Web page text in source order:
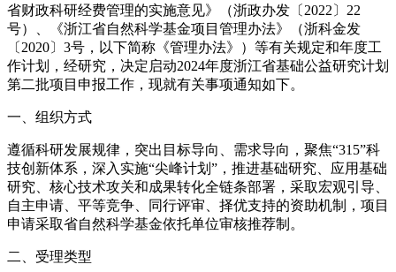
省财政科研经费管理的实施意见》（浙政办发〔2022〕22
号）、《浙江省自然科学基金项目管理办法》（浙科金发
〔2020〕3号，以下简称《管理办法》）等有关规定和年度工
作计划，经研究，决定启动2024年度浙江省基础公益研究计划
第二批项目申报工作，现就有关事项通知如下。
一、组织方式
遵循科研发展规律，突出目标导向、需求导向，聚焦“315”科
技创新体系，深入实施“尖峰计划”，推进基础研究、应用基础
研究、核心技术攻关和成果转化全链条部署，采取宏观引导、
自主申请、平等竞争、同行评审、择优支持的资助机制，项目
申请采取省自然科学基金依托单位审核推荐制。
二、受理类型